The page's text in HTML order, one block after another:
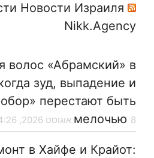
Новости Израиля
Nikk.Agency
волос «Абрaмский» в
зуд, выпадение и
перестают быть
мелочью 8 אוגוסט 2026, 14:26,
в Хайфе и Крайот: